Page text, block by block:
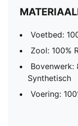
Voetbed:
Zool: 100%
Bovenwerk:
Synthetisch
Voering: